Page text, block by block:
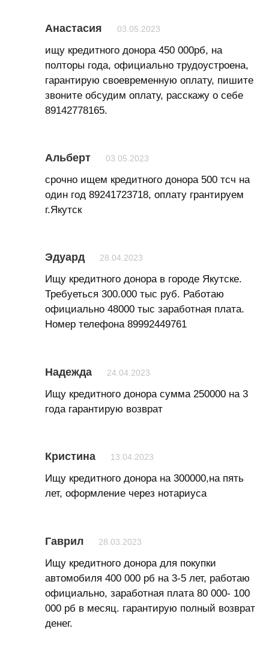
Анастасия 03.05.2023
ищу кредитного донора 450 000рб, на
полторы года, официально трудоустроена,
гарантирую своевременную оплату, пишите
звоните обсудим оплату, расскажу о себе
89142778165.
Альберт 03.05.2023
срочно ищем кредитного донора 500 тсч на
один год 89241723718, оплату грантируем
г.Якутск
Эдуард 28.04.2023
Ищу кредитного донора в городе Якутске.
Требуеться 300.000 тыс руб. Работаю
официально 48000 тыс заработная плата.
Номер телефона 89992449761
Надежда 24.04.2023
Ищу кредитного донора сумма 250000 на 3
года гарантирую возврат
Кристина 13.04.2023
Ищу кредитного донора на 300000,на пять
лет, оформление через нотариуса
Гаврил 28.03.2023
Ищу кредитного донора для покупки
автомобиля 400 000 рб на 3-5 лет, работаю
официально, заработная плата 80 000- 100
000 рб в месяц. гарантирую полный возврат
денег.